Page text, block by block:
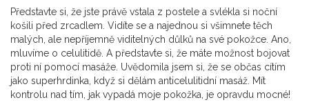
Představte si, že jste právě vstala z postele a svlékla si noční
košili před zrcadlem. Vidíte se a najednou si všimnete těch
malých, ale nepříjemně viditelných důlků na své pokožce. Ano,
mluvíme o celulitidě. A představte si, že máte možnost bojovat
proti ní pomocí masáže. Uvědomila jsem si, že se občas cítím
jako superhrdinka, když si dělám anticelulitidní masáž. Mít
kontrolu nad tím, jak vypadá moje pokožka, je opravdu mocné!